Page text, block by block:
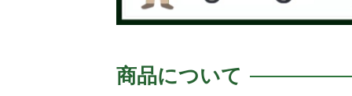
商品について